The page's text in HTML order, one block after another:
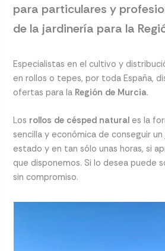
para particulares y
de la jardinería para la
Especialistas en el cultivo y
en rollos o tepes, por toda España,
ofertas para la Región de Murcia.
Los rollos de césped natural es la
sencilla y económica de conseguir
estado y en tan sólo unas horas, si
que disponemos. Si lo desea puede
sin compromiso.